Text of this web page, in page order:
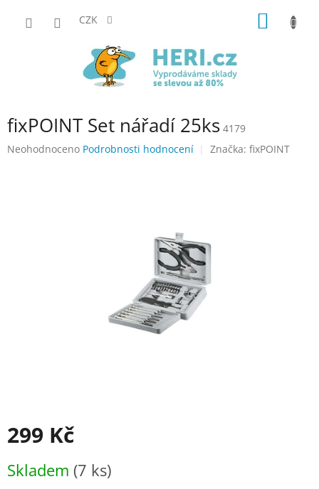
CZK
fixPOINT Set nářadí 25ks 4179
Průměrné
Neohodnoceno Podrobnosti hodnocení Značka: fixPOINT
299 Kč
cena:
Skladem (7 ks)